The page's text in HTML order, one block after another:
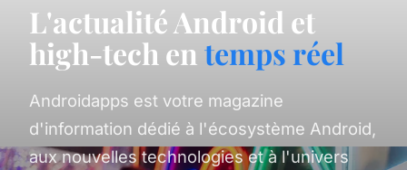
L'actualité Android et
high-tech en temps réel
Androidapps est votre magazine
d'information dédié à l'écosystème Android,
aux nouvelles technologies et à l'univers